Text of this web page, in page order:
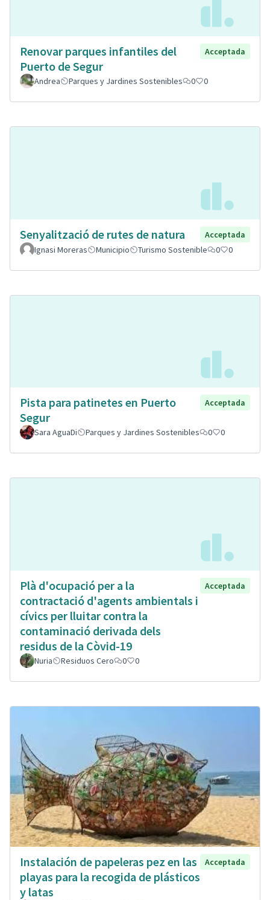
Renovar parques infantiles del
Puerto de Segur
Acceptada
Andrea Parques y Jardines Sostenibles 0 0
Senyalització de rutes de natura
Acceptada
Ignasi Moreras
Municipio Turismo Sostenible 0 0
Pista para patinetes en Puerto
Segur
Acceptada
Sara AguaDi Parques y Jardines Sostenibles 0 0
Plà d'ocupació per a la
contractació d'agents ambientals i
cívics per lluitar contra la
contaminació derivada dels
residus de la Còvid-19
Acceptada
Nuria Residuos Cero 0 0
Instalación de papeleras pez en las
playas para la recogida de plásticos
y latas
Acceptada